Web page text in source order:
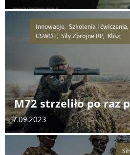
Innowacje, Szkolenia i
CSWOT, Siły Zbrojne RP, Klisz
M72 strzeliło po raz
7.09.2023